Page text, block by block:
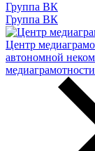
Группа ВК
Группа ВК
Центр
автономной